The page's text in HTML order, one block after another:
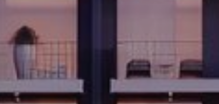
Новостройки
AX Journal
Каталоги
Агенты